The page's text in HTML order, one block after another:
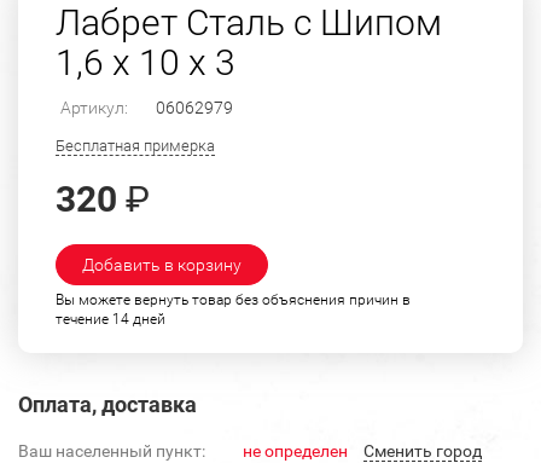
Лабрет Сталь с Шипом
1,6 х 10 х 3
Артикул: 06062979
Бесплатная примерка
320 ₽
Добавить в корзину
Вы можете вернуть товар без объяснения причин в
течение 14 дней
Оплата, доставка
Ваш населенный пункт: не определен Cменить город